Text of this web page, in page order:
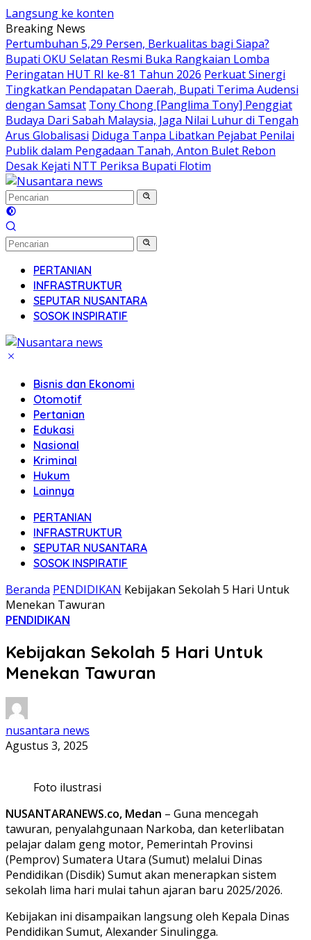
Langsung ke konten
Breaking News
Pertumbuhan 5,29 Persen, Berkualitas bagi Siapa?
Bupati OKU Selatan Resmi Buka Rangkaian Lomba
Peringatan HUT RI ke-81 Tahun 2026 Perkuat Sinergi
Tingkatkan Pendapatan Daerah, Bupati Terima Audensi
dengan Samsat Tony Chong [Panglima Tony] Penggiat
Budaya Dari Sabah Malaysia, Jaga Nilai Luhur di Tengah
Arus Globalisasi Diduga Tanpa Libatkan Pejabat Penilai
Publik dalam Pengadaan Tanah, Anton Bulet Rebon
Desak Kejati NTT Periksa Bupati Flotim
PERTANIAN
INFRASTRUKTUR
SEPUTAR NUSANTARA
SOSOK INSPIRATIF
Bisnis dan Ekonomi
Otomotif
Pertanian
Edukasi
Nasional
Kriminal
Hukum
Lainnya
PERTANIAN
INFRASTRUKTUR
SEPUTAR NUSANTARA
SOSOK INSPIRATIF
Beranda PENDIDIKAN Kebijakan Sekolah 5 Hari Untuk
Menekan Tawuran
PENDIDIKAN
Kebijakan Sekolah 5 Hari Untuk
Menekan Tawuran
nusantara news
Agustus 3, 2025
Foto ilustrasi
NUSANTARANEWS.co, Medan – Guna mencegah
tawuran, penyalahgunaan Narkoba, dan keterlibatan
pelajar dalam geng motor, Pemerintah Provinsi
(Pemprov) Sumatera Utara (Sumut) melalui Dinas
Pendidikan (Disdik) Sumut akan menerapkan sistem
sekolah lima hari mulai tahun ajaran baru 2025/2026.
Kebijakan ini disampaikan langsung oleh Kepala Dinas
Pendidikan Sumut, Alexander Sinulingga.